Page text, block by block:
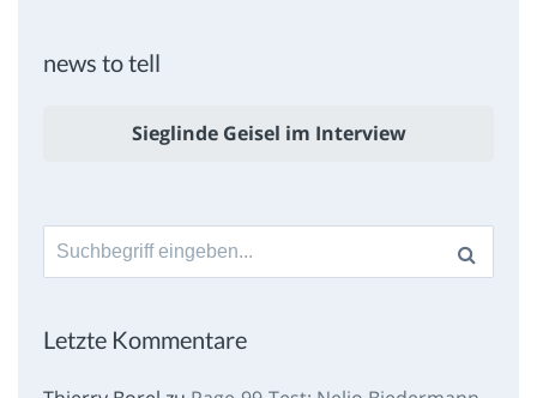
news to tell
Sieglinde Geisel im Interview
Suche
nach:
Letzte Kommentare